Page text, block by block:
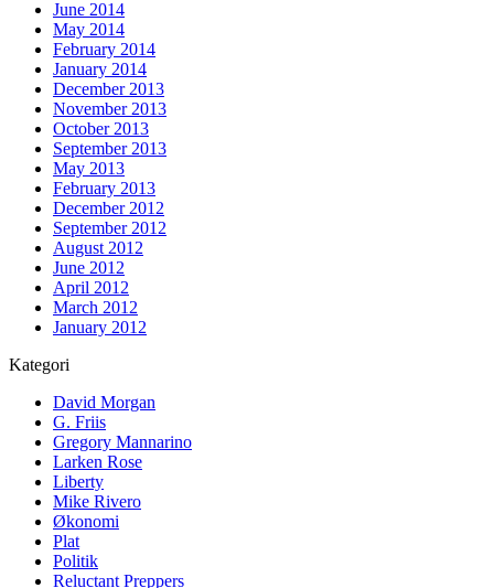
June 2014
May 2014
February 2014
January 2014
December 2013
November 2013
October 2013
September 2013
May 2013
February 2013
December 2012
September 2012
August 2012
June 2012
April 2012
March 2012
January 2012
Kategori
David Morgan
G. Friis
Gregory Mannarino
Larken Rose
Liberty
Mike Rivero
Økonomi
Plat
Politik
Reluctant Preppers